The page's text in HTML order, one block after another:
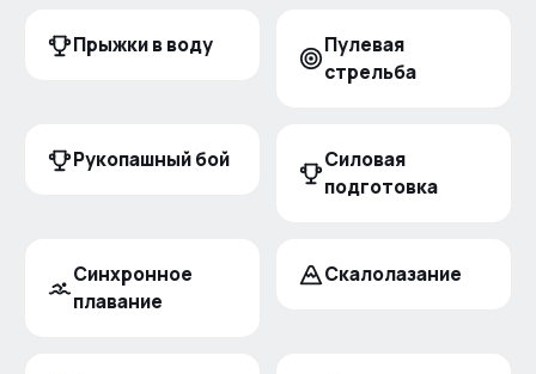
Прыжки в воду
Пулевая
стрельба
Рукопашный бой
Силовая
подготовка
Синхронное
плавание
Скалолазание